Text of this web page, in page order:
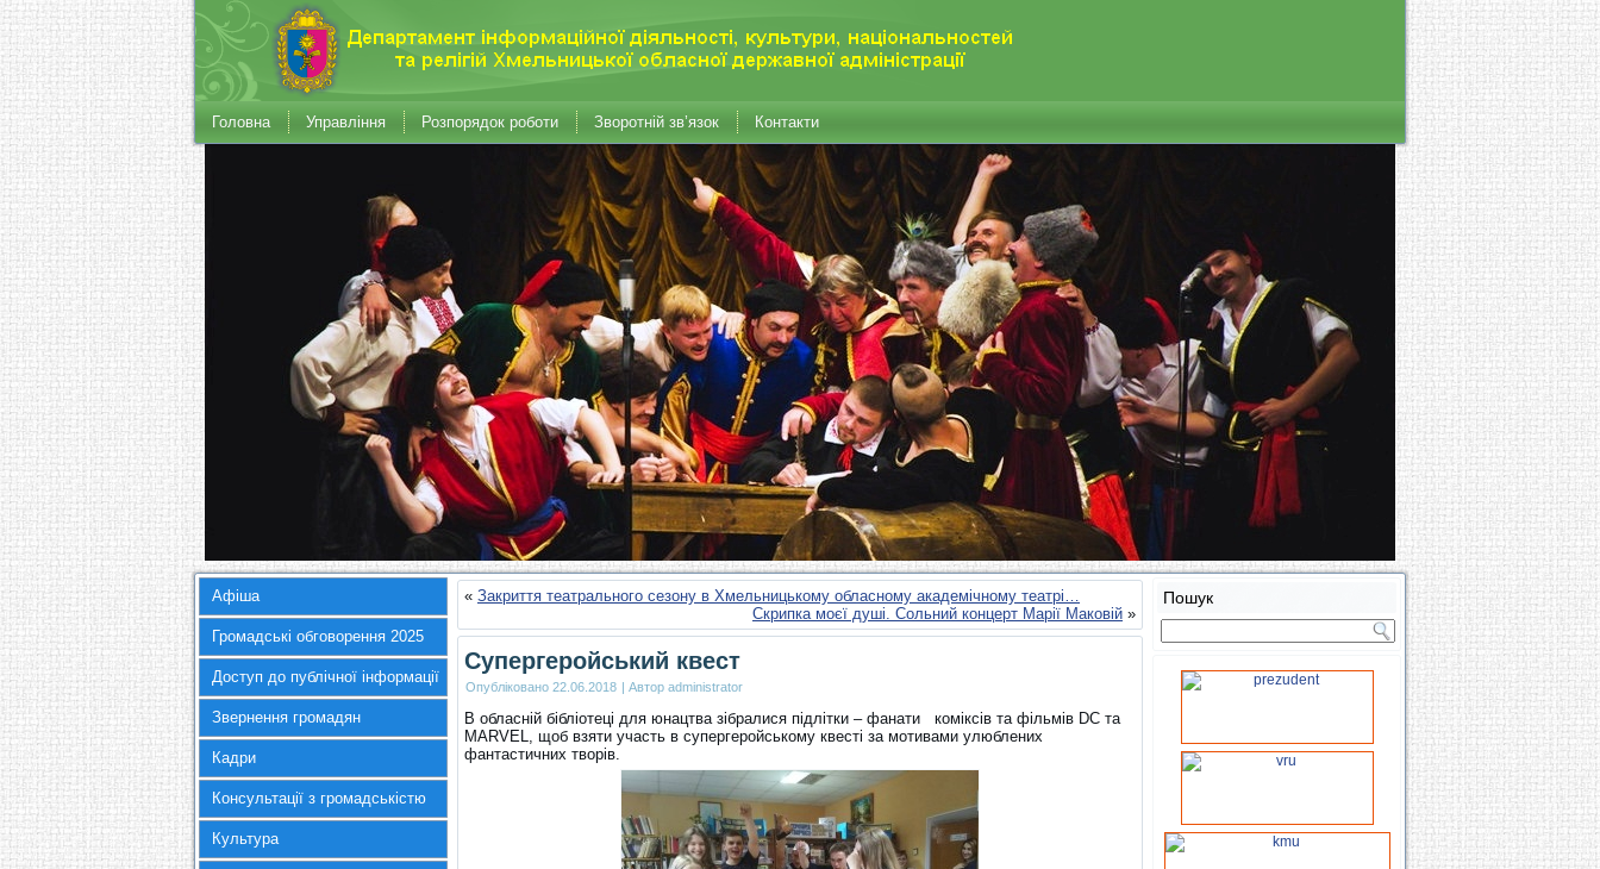
Головна Управління Розпорядок роботи Зворотній зв’язок Контакти
Афіша
Громадські обговорення 2025
Доступ до публічної інформації
Звернення громадян
Кадри
Консультації з громадськістю
Культура
« Закриття театрального сезону в Хмельницькому обласному академічному театрі…
Скрипка моєї душі. Сольний концерт Марії Маковій »
Супергеройський квест
Опубліковано 22.06.2018 | Автор administrator
В обласній бібліотеці для юнацтва зібралися підлітки – фанати коміксів та фільмів DC та
MARVEL, щоб взяти участь в супергеройському квесті за мотивами улюблених
фантастичних творів.
Пошук